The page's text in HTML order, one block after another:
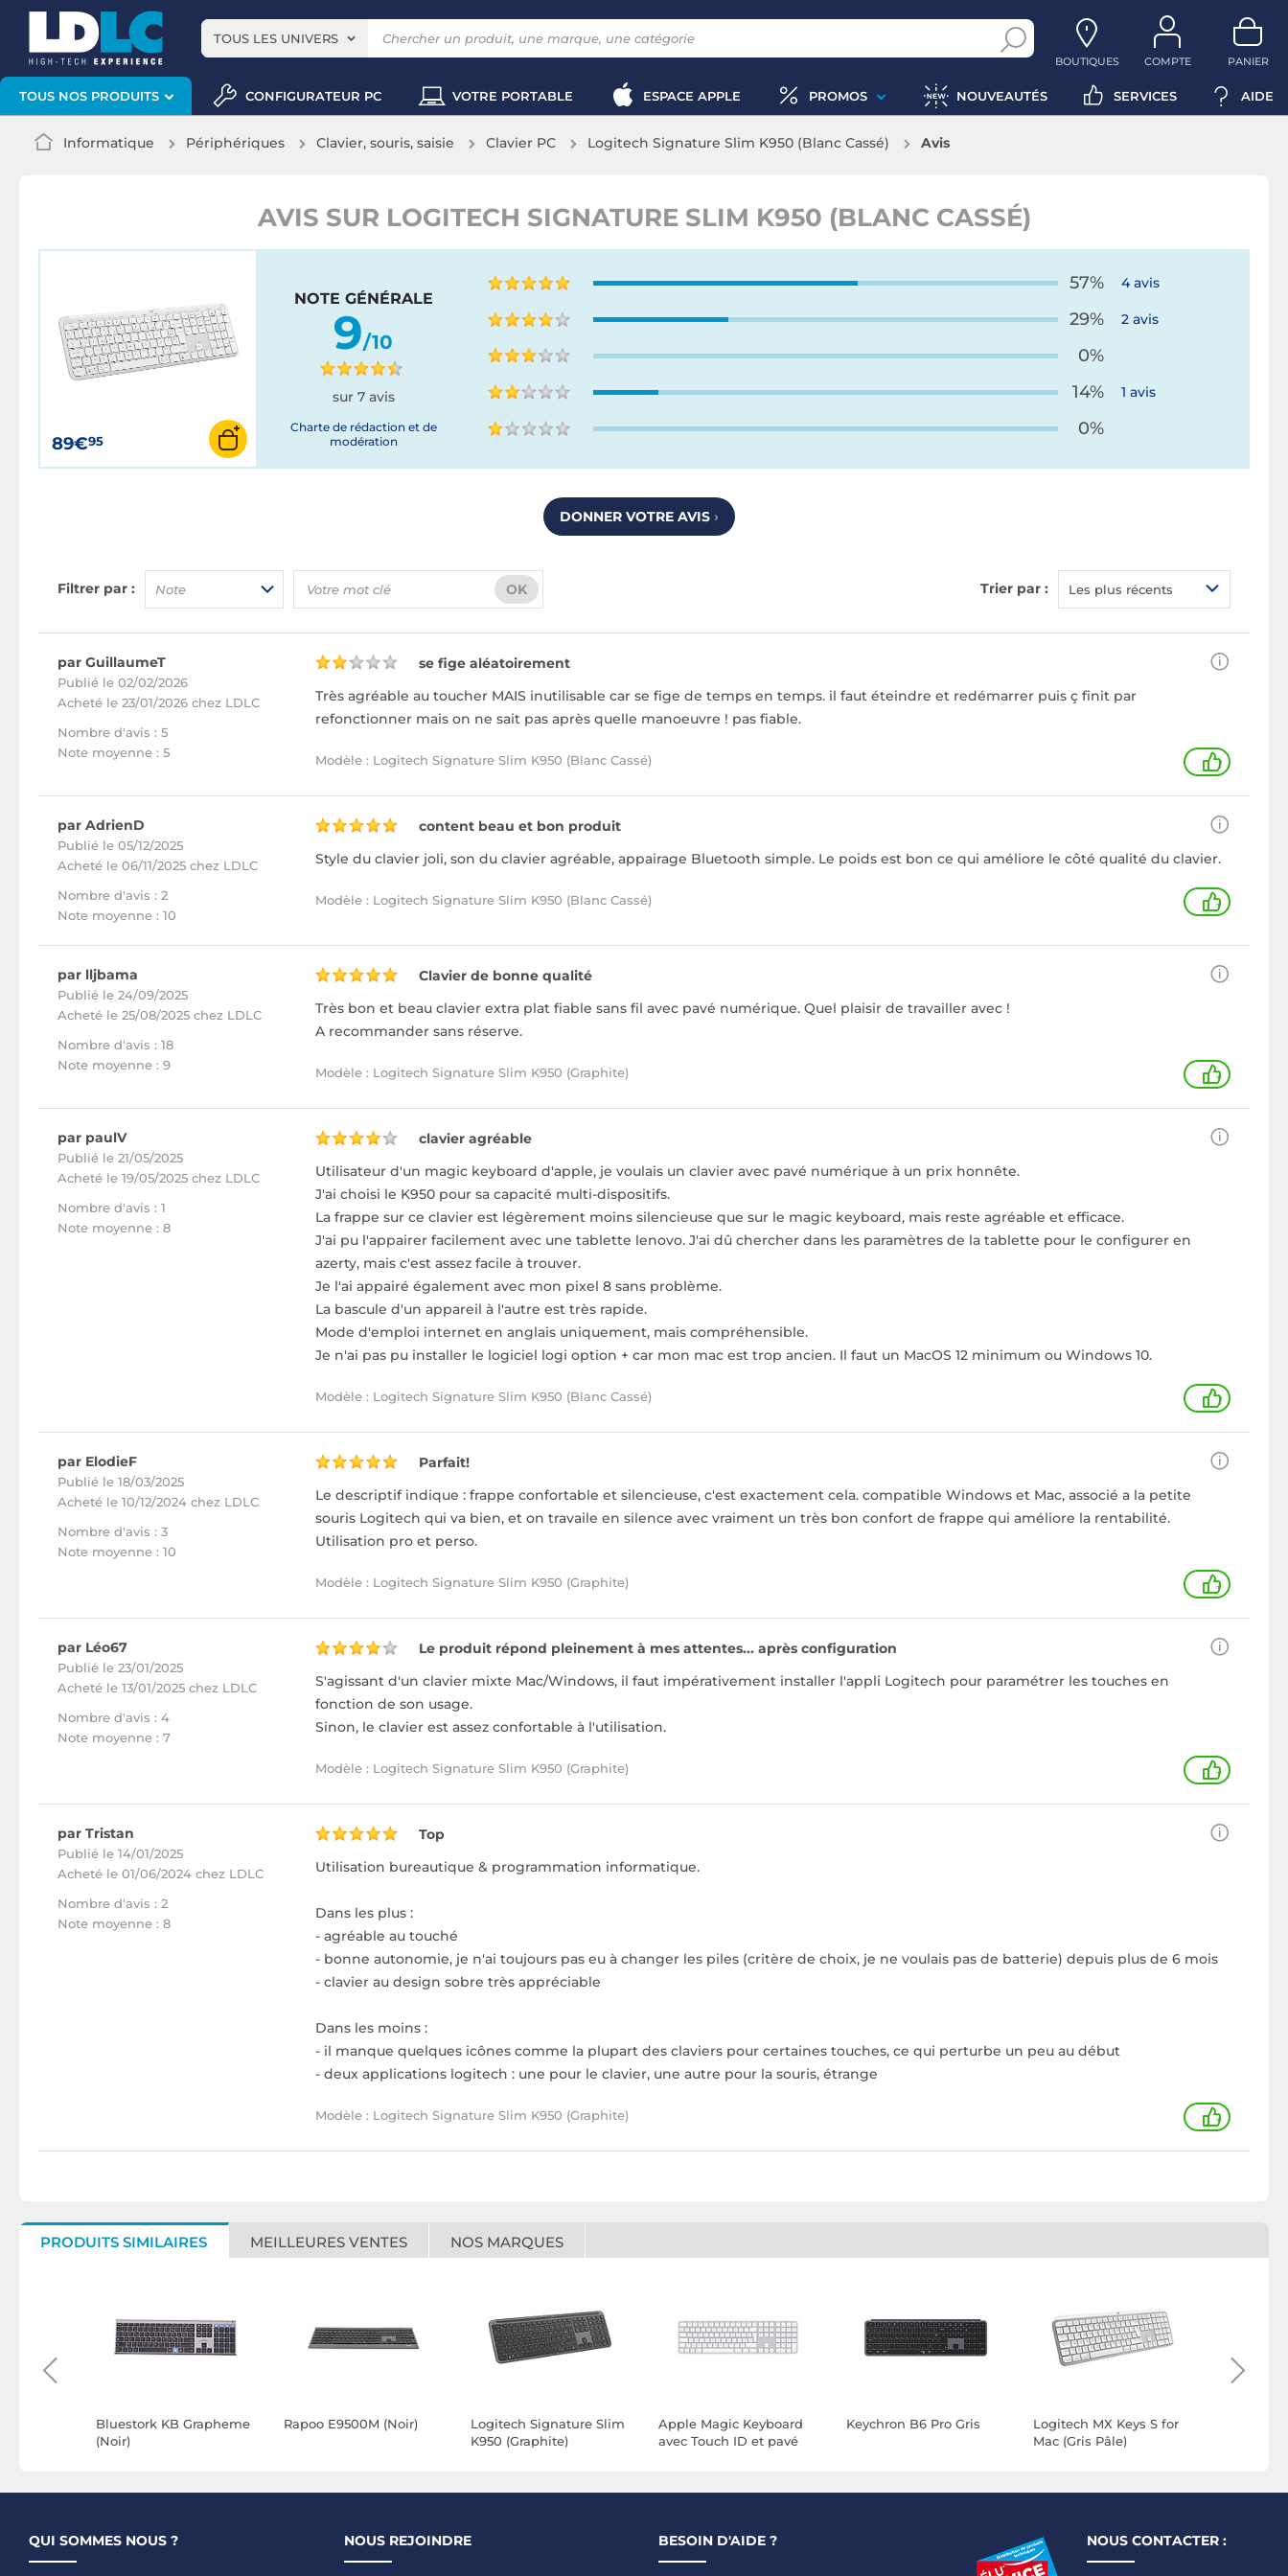
TOUS LES UNIVERS
BOUTIQUES COMPTE PANIER
TOUS NOS PRODUITS CONFIGURATEUR PC VOTRE PORTABLE ESPACE APPLE PROMOS NOUVEAUTÉS SERVICES AIDE
Informatique Périphériques Clavier, souris, saisie Clavier PC Logitech Signature Slim K950 (Blanc Cassé) Avis
AVIS SUR LOGITECH SIGNATURE SLIM K950 (BLANC CASSÉ)
89€95
NOTE GÉNÉRALE
9/10
sur 7 avis
Charte de rédaction et de
modération
57% 4 avis
29% 2 avis
0%
14%
1 avis
0%
DONNER VOTRE AVIS ›
Filtrer par : Note OK Trier par : Les plus récents
par GuillaumeT
Publié le 02/02/2026
Acheté le 23/01/2026 chez LDLC
Nombre d'avis : 5
Note moyenne : 5
se fige aléatoirement
Très agréable au toucher MAIS inutilisable car se fige de temps en temps. il faut éteindre et redémarrer puis ç finit par
refonctionner mais on ne sait pas après quelle manoeuvre ! pas fiable.
Modèle : Logitech Signature Slim K950 (Blanc Cassé) 1
par AdrienD
Publié le 05/12/2025
Acheté le 06/11/2025 chez LDLC
Nombre d'avis : 2
Note moyenne : 10
content beau et bon produit
Style du clavier joli, son du clavier agréable, appairage Bluetooth simple. Le poids est bon ce qui améliore le côté qualité du clavier.
Modèle : Logitech Signature Slim K950 (Blanc Cassé) +
par lljbama
Publié le 24/09/2025
Acheté le 25/08/2025 chez LDLC
Nombre d'avis : 18
Note moyenne : 9
Clavier de bonne qualité
Très bon et beau clavier extra plat fiable sans fil avec pavé numérique. Quel plaisir de travailler avec !
A recommander sans réserve.
Modèle : Logitech Signature Slim K950 (Graphite) +
par paulV
Publié le 21/05/2025
Acheté le 19/05/2025 chez LDLC
Nombre d'avis : 1
Note moyenne : 8
clavier agréable
Utilisateur d'un magic keyboard d'apple, je voulais un clavier avec pavé numérique à un prix honnête.
J'ai choisi le K950 pour sa capacité multi-dispositifs.
La frappe sur ce clavier est légèrement moins silencieuse que sur le magic keyboard, mais reste agréable et efficace.
J'ai pu l'appairer facilement avec une tablette lenovo. J'ai dû chercher dans les paramètres de la tablette pour le configurer en
azerty, mais c'est assez facile à trouver.
Je l'ai appairé également avec mon pixel 8 sans problème.
La bascule d'un appareil à l'autre est très rapide.
Mode d'emploi internet en anglais uniquement, mais compréhensible.
Je n'ai pas pu installer le logiciel logi option + car mon mac est trop ancien. Il faut un MacOS 12 minimum ou Windows 10.
Modèle : Logitech Signature Slim K950 (Blanc Cassé) 1
par ElodieF
Publié le 18/03/2025
Acheté le 10/12/2024 chez LDLC
Nombre d'avis : 3
Note moyenne : 10
Parfait!
Le descriptif indique : frappe confortable et silencieuse, c'est exactement cela. compatible Windows et Mac, associé a la petite
souris Logitech qui va bien, et on travaile en silence avec vraiment un très bon confort de frappe qui améliore la rentabilité.
Utilisation pro et perso.
Modèle : Logitech Signature Slim K950 (Graphite) +
par Léo67
Publié le 23/01/2025
Acheté le 13/01/2025 chez LDLC
Nombre d'avis : 4
Note moyenne : 7
Le produit répond pleinement à mes attentes... après configuration
S'agissant d'un clavier mixte Mac/Windows, il faut impérativement installer l'appli Logitech pour paramétrer les touches en
fonction de son usage.
Sinon, le clavier est assez confortable à l'utilisation.
Modèle : Logitech Signature Slim K950 (Graphite) +
par Tristan
Publié le 14/01/2025
Acheté le 01/06/2024 chez LDLC
Nombre d'avis : 2
Note moyenne : 8
Top
Utilisation bureautique & programmation informatique.
Dans les plus :
- agréable au touché
- bonne autonomie, je n'ai toujours pas eu à changer les piles (critère de choix, je ne voulais pas de batterie) depuis plus de 6 mois
- clavier au design sobre très appréciable
Dans les moins :
- il manque quelques icônes comme la plupart des claviers pour certaines touches, ce qui perturbe un peu au début
- deux applications logitech : une pour le clavier, une autre pour la souris, étrange
Modèle : Logitech Signature Slim K950 (Graphite) +
PRODUITS SIMILAIRES MEILLEURES VENTES NOS MARQUES
Bluestork KB Grapheme
(Noir)
Rapoo E9500M (Noir)
Logitech Signature Slim
K950 (Graphite)
Apple Magic Keyboard
avec Touch ID et pavé
Keychron B6 Pro Gris
Logitech MX Keys S for
Mac (Gris Pâle)
QUI SOMMES NOUS ? NOUS REJOINDRE BESOIN D'AIDE ? NOUS CONTACTER :